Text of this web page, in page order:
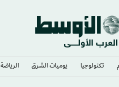
تكنولوجيا يوميات الشرق​ الرياضة